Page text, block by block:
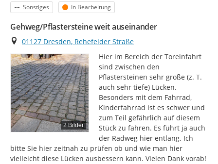
Kategorie
Sonstiges Status
In Bearbeitung
Gehweg/Pflastersteine weit auseinander
Ort
01127 Dresden, Rehefelder Straße
2 Bilder
Hier im Bereich der Toreinfahrt
sind zwischen den
Pflastersteinen sehr große (z. T.
auch sehr tiefe) Lücken.
Besonders mit dem Fahrrad,
Kinderfahrrad ist es schwer und
zum Teil gefährlich auf diesem
Stück zu fahren. Es führt ja auch
der Radweg hier entlang. Ich
bitte Sie hier zeitnah zu prüfen ob und wie man hier
vielleicht diese Lücken ausbessern kann. Vielen Dank vorab!